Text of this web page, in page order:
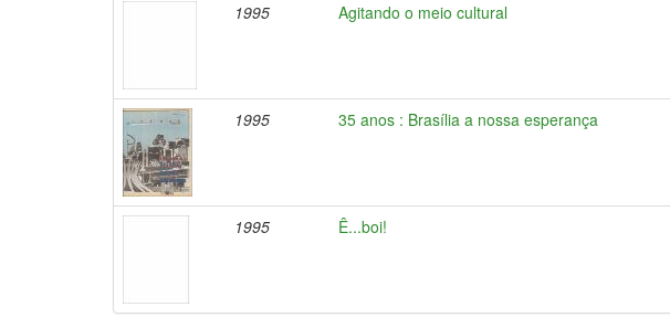
1995 Agitando o meio cultural
1995 35 anos : Brasília a nossa esperança
1995 Ê...boi!